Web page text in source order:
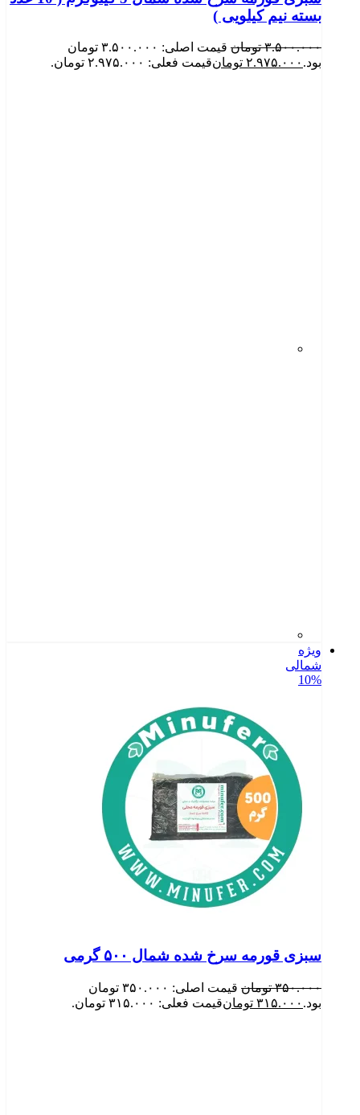
بسته نیم کیلویی )
۳.۵۰۰.۰۰۰ تومان
قیمت اصلی: ۳.۵۰۰.۰۰۰ تومان
بود. ۲.۹۷۵.۰۰۰ تومانقیمت فعلی: ۲.۹۷۵.۰۰۰ تومان.
ویژه
شمالی
10%
سبزی قورمه سرخ شده شمال ۵۰۰ گرمی
۳۵۰.۰۰۰ تومان
قیمت اصلی: ۳۵۰.۰۰۰ تومان
بود. ۳۱۵.۰۰۰ تومانقیمت فعلی: ۳۱۵.۰۰۰ تومان.